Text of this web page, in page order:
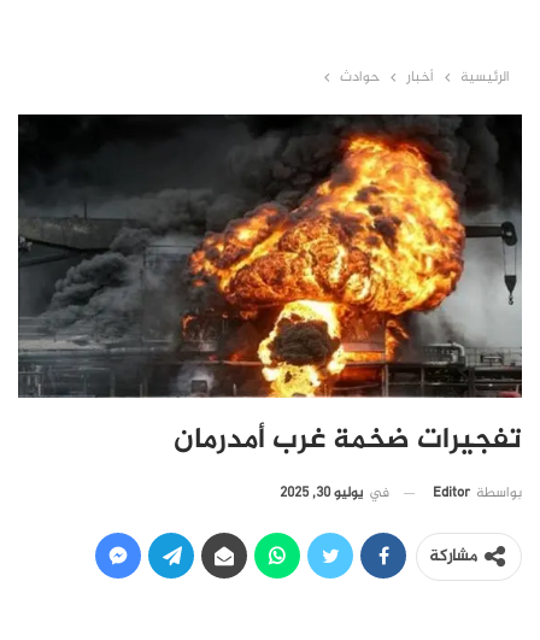
الرئيسية أخبار حوادث
تفجيرات ضخمة غرب أمدرمان
بواسطة Editor في يوليو 30, 2025
مشاركة